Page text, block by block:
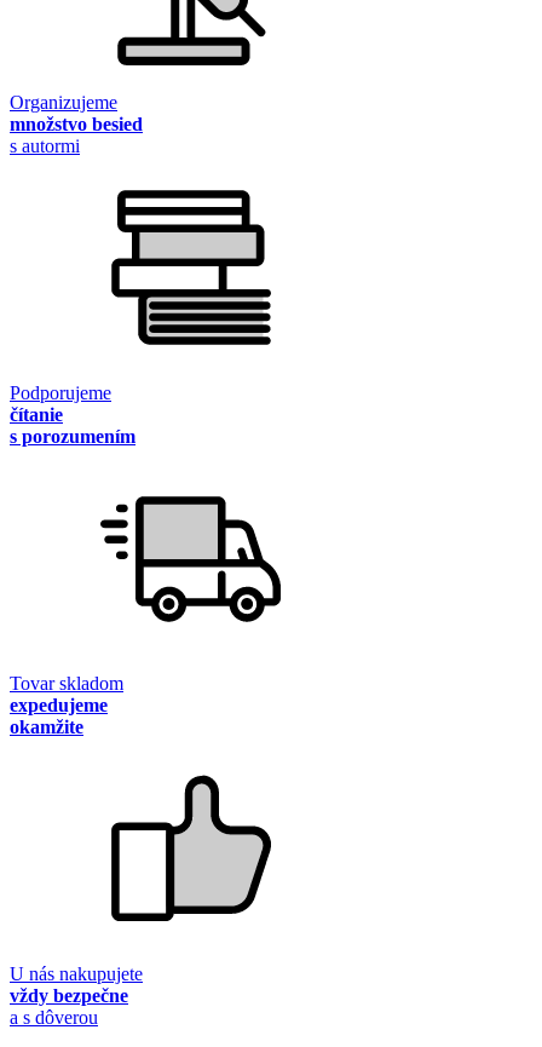
Organizujeme
množstvo besied
s autormi
Podporujeme
čítanie
s porozumením
Tovar skladom
expedujeme
okamžite
U nás nakupujete
vždy bezpečne
a s dôverou